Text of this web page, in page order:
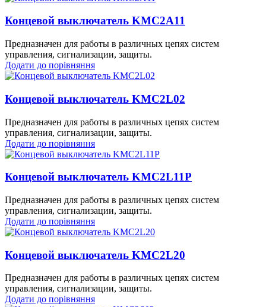
Концевой выключатель KMC2A11
Предназначен для работы в различных цепях систем
управления, сигнализации, защиты.
Додати до порівняння
Концевой выключатель KMC2L02
Предназначен для работы в различных цепях систем
управления, сигнализации, защиты.
Додати до порівняння
Концевой выключатель KMC2L11P
Предназначен для работы в различных цепях систем
управления, сигнализации, защиты.
Додати до порівняння
Концевой выключатель KMC2L20
Предназначен для работы в различных цепях систем
управления, сигнализации, защиты.
Додати до порівняння